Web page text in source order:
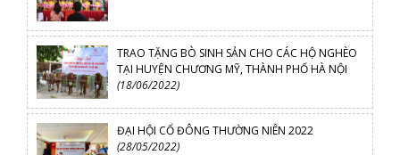
TRAO TẶNG BÒ SINH SẢN CHO CÁC HỘ NGHÈO
TẠI HUYỆN CHƯƠNG MỸ, THÀNH PHỐ HÀ NỘI
(18/06/2022)
ĐẠI HỘI CỔ ĐÔNG THƯỜNG NIÊN 2022
(28/05/2022)